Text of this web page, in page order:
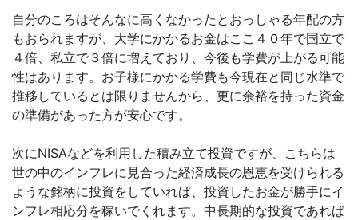
自分のころはそんなに高くなかったとおっしゃる年配の方
もおられますが、大学にかかるお金はここ４０年で国立で
４倍、私立で３倍に増えており、今後も学費が上がる可能
性はあります。お子様にかかる学費も今現在と同じ水準で
推移しているとは限りませんから、更に余裕を持った資金
の準備があった方が安心です。
次にNISAなどを利用した積み立て投資ですが、こちらは
世の中のインフレに見合った経済成長の恩恵を受けられる
ような銘柄に投資をしていれば、投資したお金が勝手にイ
ンフレ相応分を稼いでくれます。中長期的な投資であれば